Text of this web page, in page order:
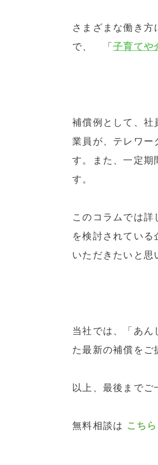
さまざまな働き
で、 「子育てや
補償例として、社
業員が、テレワー
す。また、一定期
す。
このコラムでは詳
を検討されている
いただきたいと思
当社では、「あん
た最新の補償をご
以上、最後までご
無料相談は こち